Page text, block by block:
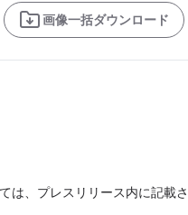
画像一括ダウンロード
は、プレスリリース内に記載